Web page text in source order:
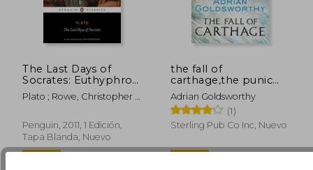
5% 21,00 €
Rápido
5%
Rápido
The Last Days of
Socrates: Euthyphro,
Apology, Crito,
Phaedo (Penguin
Plato ; Rowe, Christopher ;
Penguin, 2011, 1 Edición,
Tapa Blanda, Nuevo
the fall of
carthage,the punic
wars 265-146bc
Adrian Goldsworthy
(1)
Sterling Pub Co Inc, Nuevo